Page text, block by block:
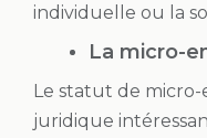
individuelle ou la
La micro-
Le statut de
juridique